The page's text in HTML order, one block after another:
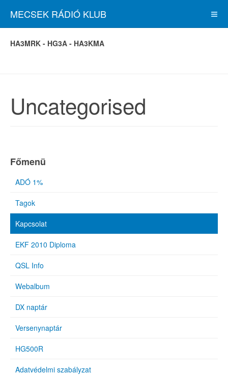
MECSEK RÁDIÓ KLUB
HA3MRK - HG3A - HA3KMA
Uncategorised
Főmenü
ADÓ 1%
Tagok
Kapcsolat
EKF 2010 Diploma
QSL Info
Webalbum
DX naptár
Versenynaptár
HG500R
Adatvédelmi szabályzat